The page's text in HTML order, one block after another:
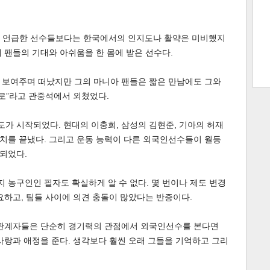
트 크 트 축 사
급한 선수들보다는 한국에서의 인지도나 활약은 미비했지
들의 기대와 아쉬움을 한 몸에 받은 선수다.
여주며 떠났지만 그의 마니아 팬들은 짧은 만남에도 그와
”라고 관중석에서 외쳤었다.
시작되었다. 현대의 이충희, 삼성의 김현준, 기아의 허재
를 끝냈다. 그리고 운동 능력이 다른 외국인선수들이 월등
었다.
농구인인 필자도 확실하게 알 수 없다. 몇 번이나 제도 변경
고, 팀들 사이에 의견 충돌이 많았다는 반증이다.
자들은 단순히 경기력의 관점에서 외국인선수를 본다면
과 애정을 준다. 생각보다 훨씬 오래 그들을 기억하고 그리